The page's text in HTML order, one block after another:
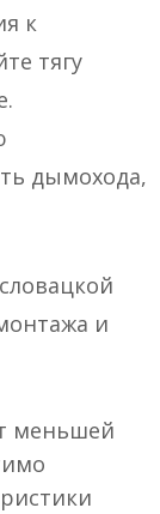
к
тягу
дымохода,
и
меньшей